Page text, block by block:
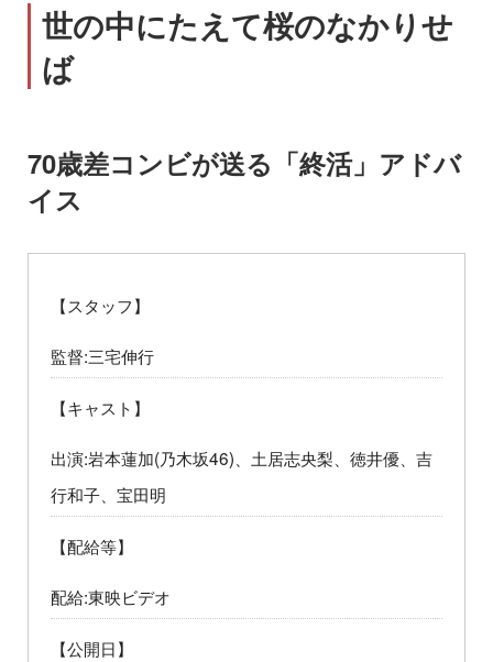
世の中にたえて桜のなかりせ
ば
70歳差コンビが送る「終活」アドバ
イス
【スタッフ】
監督:三宅伸行
【キャスト】
出演:岩本蓮加(乃木坂46)、土居志央梨、徳井優、吉
行和子、宝田明
【配給等】
配給:東映ビデオ
【公開日】